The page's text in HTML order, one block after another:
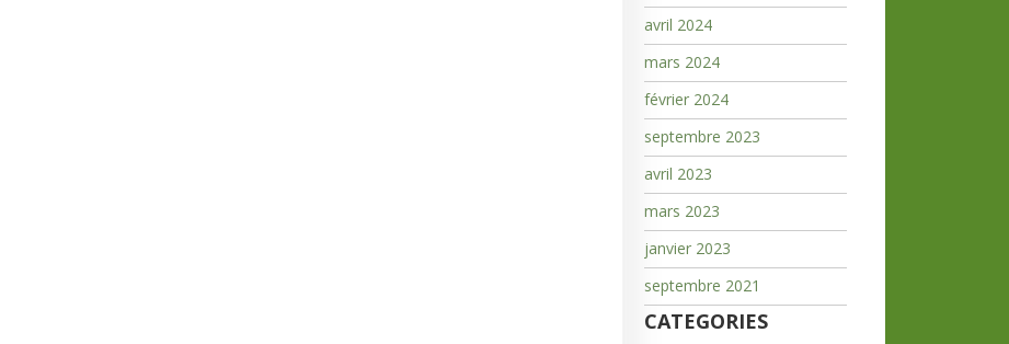
avril 2024
mars 2024
février 2024
septembre 2023
avril 2023
mars 2023
janvier 2023
septembre 2021
CATEGORIES